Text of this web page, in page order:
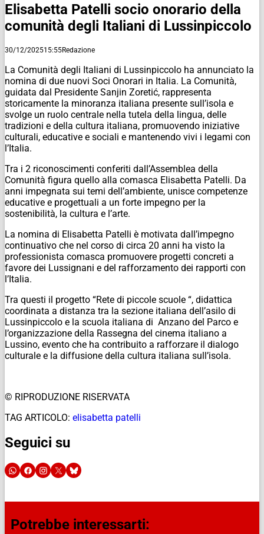
Elisabetta Patelli socio onorario della
comunità degli Italiani di Lussinpiccolo
30/12/202515:55Redazione
La Comunità degli Italiani di Lussinpiccolo ha annunciato la
nomina di due nuovi Soci Onorari in Italia. La Comunità,
guidata dal Presidente Sanjin Zoretić, rappresenta
storicamente la minoranza italiana presente sull’isola e
svolge un ruolo centrale nella tutela della lingua, delle
tradizioni e della cultura italiana, promuovendo iniziative
culturali, educative e sociali e mantenendo vivi i legami con
l’Italia.
Tra i 2 riconoscimenti conferiti dall’Assemblea della
Comunità figura quello alla comasca Elisabetta Patelli. Da
anni impegnata sui temi dell’ambiente, unisce competenze
educative e progettuali a un forte impegno per la
sostenibilità, la cultura e l’arte.
La nomina di Elisabetta Patelli è motivata dall’impegno
continuativo che nel corso di circa 20 anni ha visto la
professionista comasca promuovere progetti concreti a
favore dei Lussignani e del rafforzamento dei rapporti con
l’Italia.
Tra questi il progetto “Rete di piccole scuole “, didattica
coordinata a distanza tra la sezione italiana dell’asilo di
Lussinpiccolo e la scuola italiana di Anzano del Parco e
l’organizzazione della Rassegna del cinema italiano a
Lussino, evento che ha contribuito a rafforzare il dialogo
culturale e la diffusione della cultura italiana sull’isola.
© RIPRODUZIONE RISERVATA
TAG ARTICOLO: elisabetta patelli
Seguici su
Potrebbe interessarti: